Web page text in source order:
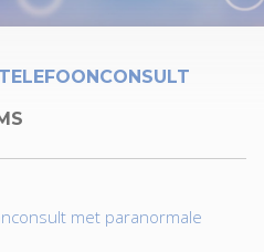
met paranormale